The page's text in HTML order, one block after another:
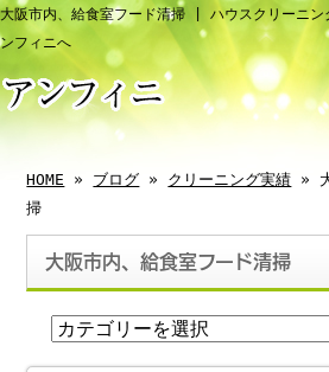
大阪市内、給食室フード清掃 | ハウスクリーニン
ンフィニへ
HOME » ブログ » クリーニング実績 »
掃
大阪市内、給食室フード清掃